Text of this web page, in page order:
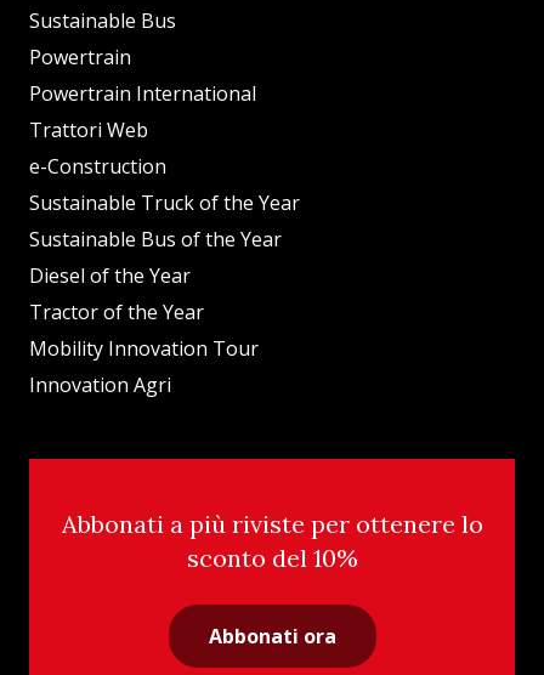
Sustainable Bus
Powertrain
Powertrain International
Trattori Web
e-Construction
Sustainable Truck of the Year
Sustainable Bus of the Year
Diesel of the Year
Tractor of the Year
Mobility Innovation Tour
Innovation Agri
Abbonati a più riviste per ottenere lo
sconto del 10%
Abbonati ora